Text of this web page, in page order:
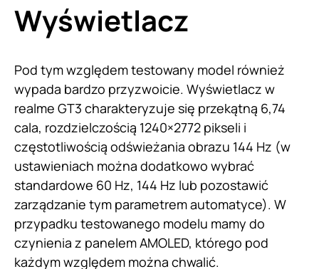
Wyświetlacz
Pod tym względem testowany model również
wypada bardzo przyzwoicie. Wyświetlacz w
realme GT3 charakteryzuje się przekątną 6,74
cala, rozdzielczością 1240×2772 pikseli i
częstotliwością odświeżania obrazu 144 Hz (w
ustawieniach można dodatkowo wybrać
standardowe 60 Hz, 144 Hz lub pozostawić
zarządzanie tym parametrem automatyce). W
przypadku testowanego modelu mamy do
czynienia z panelem AMOLED, którego pod
każdym względem można chwalić.